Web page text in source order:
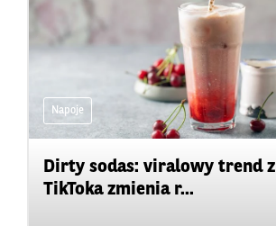
Napoje
Dirty sodas: viralowy trend z
TikToka zmienia r...